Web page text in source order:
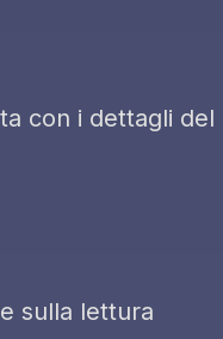
con i dettagli del
sulla lettura